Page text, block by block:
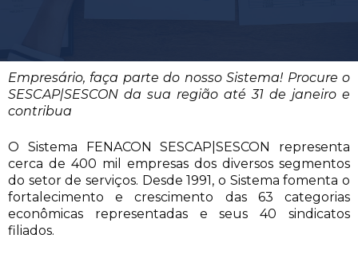
Empresário, faça parte do nosso Sistema! Procure o
SESCAP|SESCON da sua região até 31 de janeiro e
contribua
O Sistema FENACON SESCAP|SESCON representa
cerca de 400 mil empresas dos diversos segmentos
do setor de serviços. Desde 1991, o Sistema fomenta o
fortalecimento e crescimento das 63 categorias
econômicas representadas e seus 40 sindicatos
filiados.